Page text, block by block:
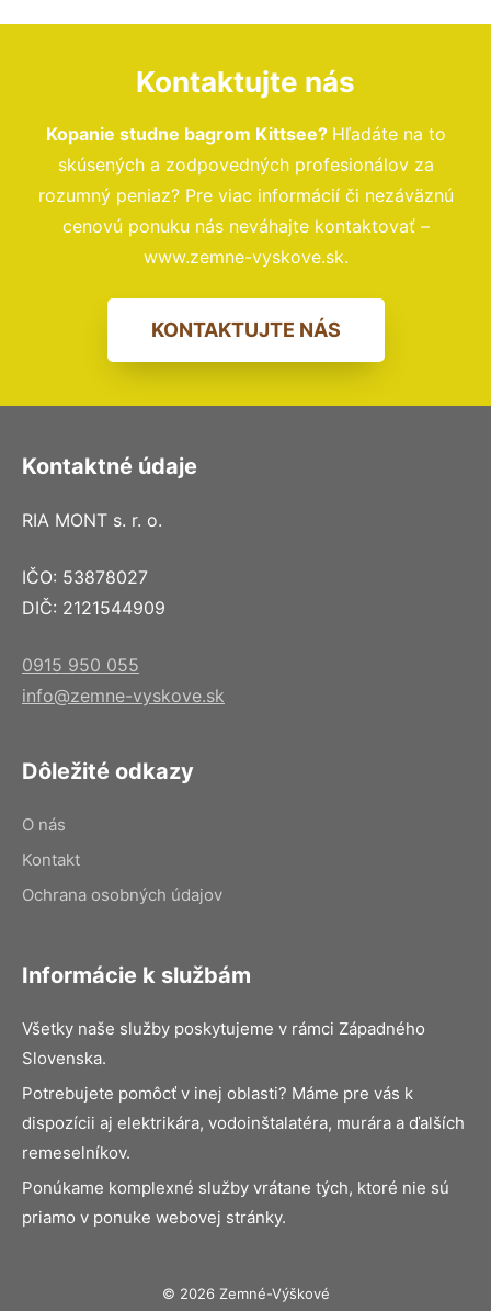
Kontaktujte nás
Kopanie studne bagrom Kittsee? Hľadáte na to
skúsených a zodpovedných profesionálov za
rozumný peniaz? Pre viac informácií či nezáväznú
cenovú ponuku nás neváhajte kontaktovať –
www.zemne-vyskove.sk.
KONTAKTUJTE NÁS
Kontaktné údaje
RIA MONT s. r. o.
IČO: 53878027
DIČ: 2121544909
0915 950 055
info@zemne-vyskove.sk
Dôležité odkazy
O nás
Kontakt
Ochrana osobných údajov
Informácie k službám
Všetky naše služby poskytujeme v rámci Západného
Slovenska.
Potrebujete pomôcť v inej oblasti? Máme pre vás k
dispozícii aj elektrikára, vodoinštalatéra, murára a ďalších
remeselníkov.
Ponúkame komplexné služby vrátane tých, ktoré nie sú
priamo v ponuke webovej stránky.
© 2026 Zemné-Výškové